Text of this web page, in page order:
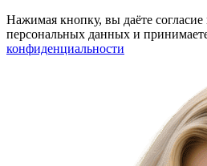
Нажимая кнопку, вы даёте согласие
персональных данных и
конфиденциальности